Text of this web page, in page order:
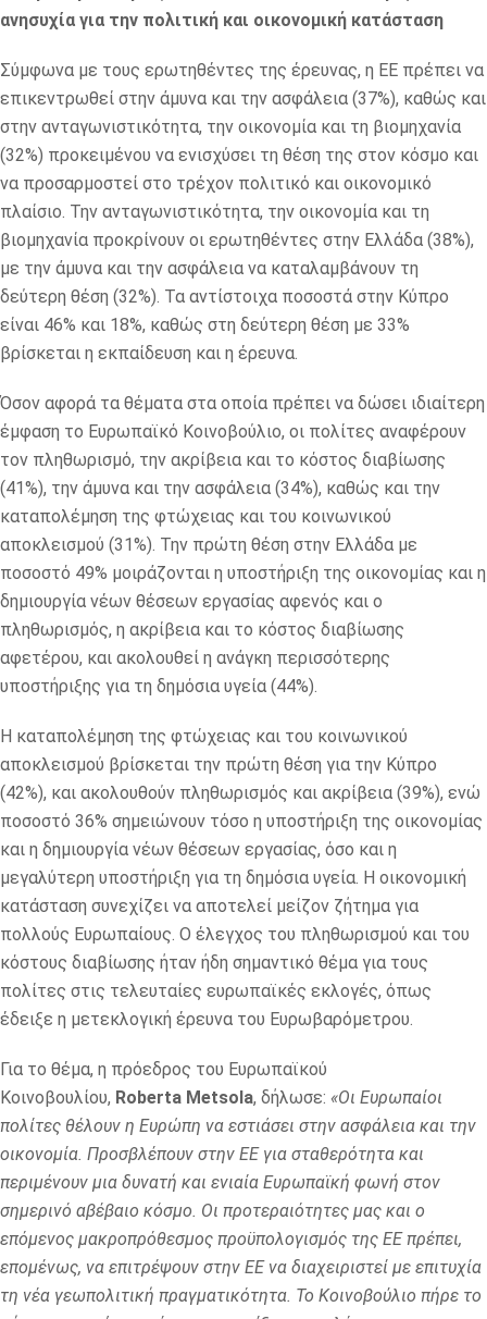
ανησυχία για την πολιτική και οικονομική κατάσταση
Σύμφωνα με τους ερωτηθέντες της έρευνας, η ΕΕ πρέπει να
επικεντρωθεί στην άμυνα και την ασφάλεια (37%), καθώς και
στην ανταγωνιστικότητα, την οικονομία και τη βιομηχανία
(32%) προκειμένου να ενισχύσει τη θέση της στον κόσμο και
να προσαρμοστεί στο τρέχον πολιτικό και οικονομικό
πλαίσιο. Την ανταγωνιστικότητα, την οικονομία και τη
βιομηχανία προκρίνουν οι ερωτηθέντες στην Ελλάδα (38%),
με την άμυνα και την ασφάλεια να καταλαμβάνουν τη
δεύτερη θέση (32%). Τα αντίστοιχα ποσοστά στην Κύπρο
είναι 46% και 18%, καθώς στη δεύτερη θέση με 33%
βρίσκεται η εκπαίδευση και η έρευνα.
Όσον αφορά τα θέματα στα οποία πρέπει να δώσει ιδιαίτερη
έμφαση το Ευρωπαϊκό Κοινοβούλιο, οι πολίτες αναφέρουν
τον πληθωρισμό, την ακρίβεια και το κόστος διαβίωσης
(41%), την άμυνα και την ασφάλεια (34%), καθώς και την
καταπολέμηση της φτώχειας και του κοινωνικού
αποκλεισμού (31%). Την πρώτη θέση στην Ελλάδα με
ποσοστό 49% μοιράζονται η υποστήριξη της οικονομίας και η
δημιουργία νέων θέσεων εργασίας αφενός και ο
πληθωρισμός, η ακρίβεια και το κόστος διαβίωσης
αφετέρου, και ακολουθεί η ανάγκη περισσότερης
υποστήριξης για τη δημόσια υγεία (44%).
Η καταπολέμηση της φτώχειας και του κοινωνικού
αποκλεισμού βρίσκεται την πρώτη θέση για την Κύπρο
(42%), και ακολουθούν πληθωρισμός και ακρίβεια (39%), ενώ
ποσοστό 36% σημειώνουν τόσο η υποστήριξη της οικονομίας
και η δημιουργία νέων θέσεων εργασίας, όσο και η
μεγαλύτερη υποστήριξη για τη δημόσια υγεία. Η οικονομική
κατάσταση συνεχίζει να αποτελεί μείζον ζήτημα για
πολλούς Ευρωπαίους. Ο έλεγχος του πληθωρισμού και του
κόστους διαβίωσης ήταν ήδη σημαντικό θέμα για τους
πολίτες στις τελευταίες ευρωπαϊκές εκλογές, όπως
έδειξε η μετεκλογική έρευνα του Ευρωβαρόμετρου.
Για το θέμα, η πρόεδρος του Ευρωπαϊκού
Κοινοβουλίου, Roberta Metsola, δήλωσε: «Οι Ευρωπαίοι
πολίτες θέλουν η Ευρώπη να εστιάσει στην ασφάλεια και την
οικονομία. Προσβλέπουν στην ΕΕ για σταθερότητα και
περιμένουν μια δυνατή και ενιαία Ευρωπαϊκή φωνή στον
σημερινό αβέβαιο κόσμο. Οι προτεραιότητες μας και ο
επόμενος μακροπρόθεσμος προϋπολογισμός της ΕΕ πρέπει,
επομένως, να επιτρέψουν στην ΕΕ να διαχειριστεί με επιτυχία
τη νέα γεωπολιτική πραγματικότητα. Το Κοινοβούλιο πήρε το